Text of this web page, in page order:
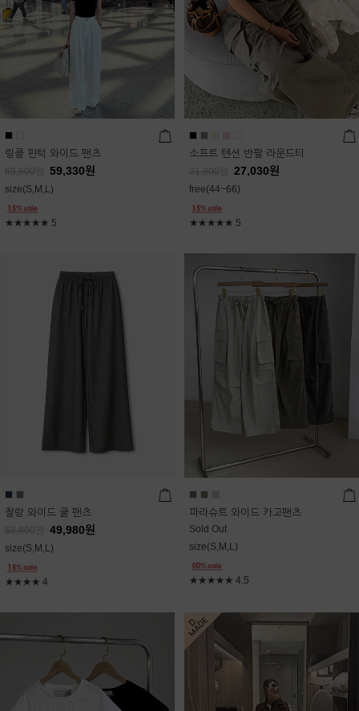
링클 핀턱 와이드 팬츠
69,800 59,330원
size(S,M,L)
★★★★★ 5
소프트 텐션 반팔 라운드티
31,800 27,030원
free(44~66)
★★★★★ 5
찰랑 와이드 쿨 팬츠
58,800 49,980원
size(S,M,L)
★★★★ 4
파라슈트 와이드 카고팬츠
Sold Out
size(S,M,L)
★★★★★ 4.5